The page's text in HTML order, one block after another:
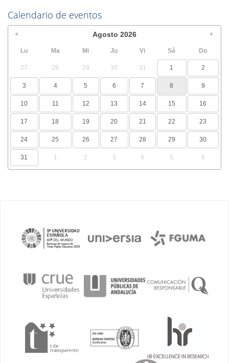
Calendario de eventos
Agosto 2026
Lu Ma Mi Ju Vi Sá Do
27 28 29 30 31 1 2
3 4 5 6 7 8 9
10 11 12 13 14 15 16
17 18 19 20 21 22 23
24 25 26 27 28 29 30
31 1 2 3 4 5 6